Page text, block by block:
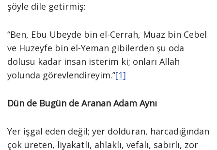
şöyle dile getirmiş:
“Ben, Ebu Ubeyde bin el-Cerrah, Muaz bin Cebel
ve Huzeyfe bin el-Yeman gibilerden şu oda
dolusu kadar insan isterim ki; onları Allah
yolunda görevlendireyim.”[1]
Dün de Bugün de Aranan Adam Aynı
Yer işgal eden değil; yer dolduran, harcadığından
çok üreten, liyakatli, ahlaklı, vefalı, sabırlı, zor